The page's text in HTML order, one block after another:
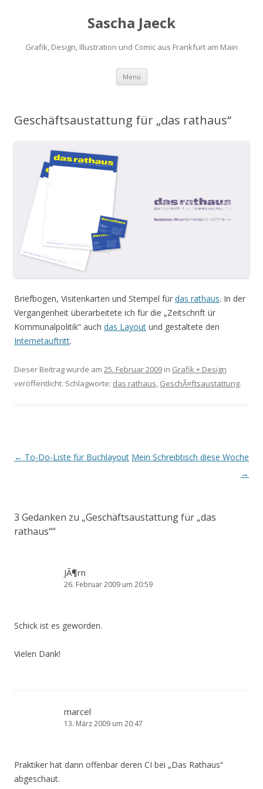
Sascha Jaeck
Grafik, Design, Illustration und Comic aus Frankfurt am Main
Menü Zum
springen
Geschäftsaustattung für „das rathaus“
Briefbogen, Visitenkarten und Stempel für das rathaus. In der
Vergangenheit überarbeitete ich für die „Zeitschrift ür
Kommunalpolitik“ auch das Layout und gestaltete den
Internetauftritt.
Dieser Beitrag wurde am 25. Februar 2009 in Grafik + Design
veröffentlicht. Schlagworte: das rathaus, GeschÃ¤ftsaustattung.
Beitrags-
← To-Do-Liste für Buchlayout Mein Schreibtisch diese Woche
→
3 Gedanken zu „Geschäftsaustattung für „das
rathaus““
JÃ¶rn
26. Februar 2009 um 20:59
Schick ist es geworden.
Vielen Dank!
marcel
13. März 2009 um 20:47
Praktiker hat dann offenbar deren CI bei „Das Rathaus“
abgeschaut.